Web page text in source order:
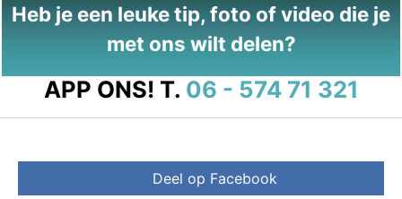
Heb je een leuke tip, foto of video die je
met ons wilt delen?
APP ONS! T. 06 - 574 71 321
Deel op Facebook